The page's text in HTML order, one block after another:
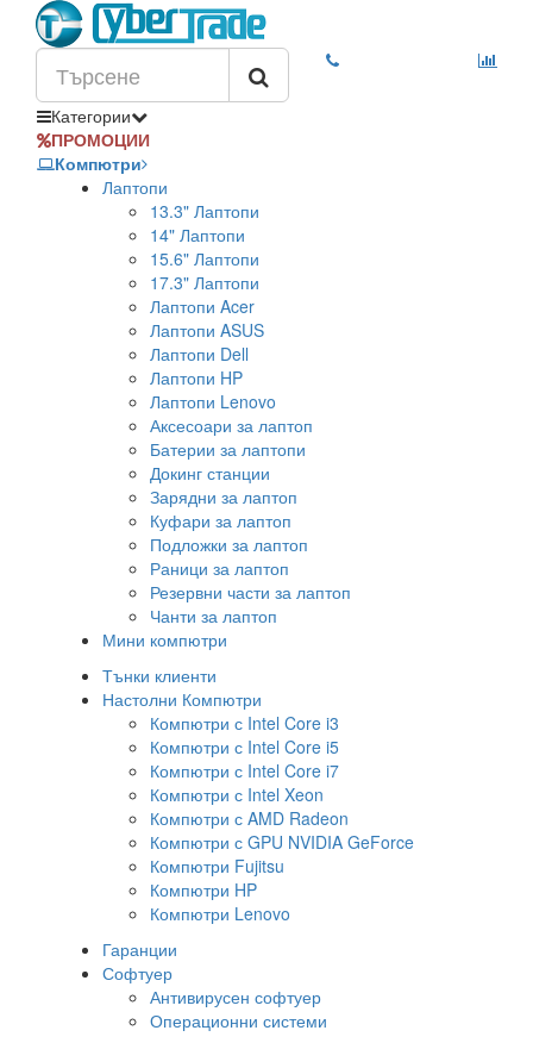
Категории
ПРОМОЦИИ
Компютри
Лаптопи
13.3" Лаптопи
14" Лаптопи
15.6" Лаптопи
17.3" Лаптопи
Лаптопи Acer
Лаптопи ASUS
Лаптопи Dell
Лаптопи HP
Лаптопи Lenovo
Аксесоари за лаптоп
Батерии за лаптопи
Докинг станции
Зарядни за лаптоп
Куфари за лаптоп
Подложки за лаптоп
Раници за лаптоп
Резервни части за лаптоп
Чанти за лаптоп
Мини компютри
Тънки клиенти
Настолни Компютри
Компютри с Intel Core i3
Компютри с Intel Core i5
Компютри с Intel Core i7
Компютри с Intel Xeon
Компютри с AMD Radeon
Компютри с GPU NVIDIA GeForce
Компютри Fujitsu
Компютри HP
Компютри Lenovo
Гаранции
Софтуер
Антивирусен софтуер
Операционни системи